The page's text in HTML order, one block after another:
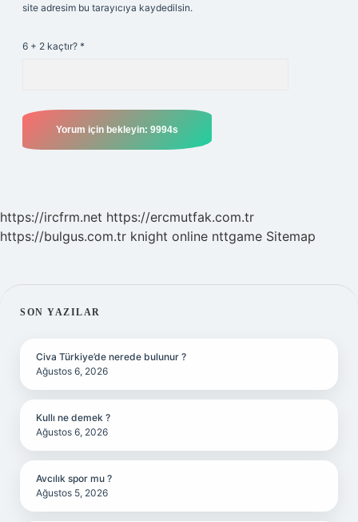
site adresim bu tarayıcıya kaydedilsin.
6 + 2 kaçtır? *
https://ircfrm.net https://ercmutfak.com.tr
https://bulgus.com.tr knight online nttgame Sitemap
SIDEBAR
SON YAZILAR
Civa Türkiye’de nerede bulunur ?
Ağustos 6, 2026
Kullı ne demek ?
Ağustos 6, 2026
Avcılık spor mu ?
Ağustos 5, 2026